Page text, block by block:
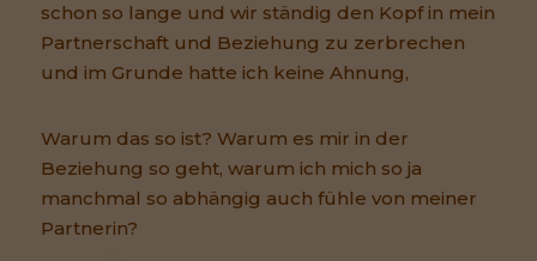
schon so lange und wir ständig den Kopf in mein
Partnerschaft und Beziehung zu zerbrechen
und im Grunde hatte ich keine Ahnung,
Warum das so ist? Warum es mir in der
Beziehung so geht, warum ich mich so ja
manchmal so abhängig auch fühle von meiner
Partnerin?